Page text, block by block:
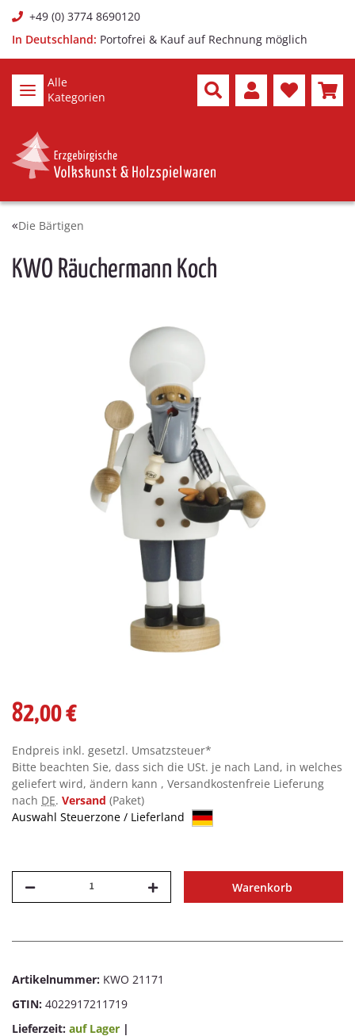
+49 (0) 3774 8690120
In Deutschland: Portofrei & Kauf auf Rechnung möglich
Alle
Kategorien
Die Bärtigen
KWO Räuchermann Koch
82,00 €
Endpreis inkl. gesetzl. Umsatzsteuer*
Bitte beachten Sie, dass sich die USt. je nach Land, in welches
geliefert wird, ändern kann , Versandkostenfreie Lieferung
nach DE. Versand (Paket)
Auswahl Steuerzone / Lieferland
Warenkorb
Artikelnummer: KWO 21171
GTIN: 4022917211719
Lieferzeit: auf Lager |